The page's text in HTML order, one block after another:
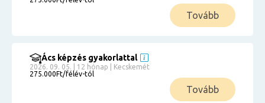
Tovább
Ács képzés gyakorlattal
2026. 09. 05. | 12 hónap | Kecskemét
275.000Ft/félév-tól
Tovább